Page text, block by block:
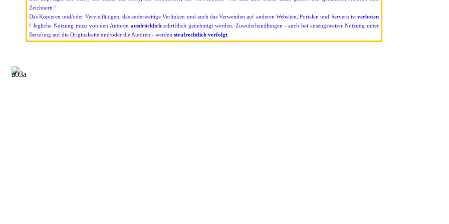
Zeichnern !
Das Kopieren und/oder Vervielfältigen, das anderweitige Verlinken und auch das Verwenden auf anderen Websiten, Portalen und Servern ist verboten
! Jegliche Nutzung muss von den Autorenausdrücklich schriftlich genehmigt werden. Zuwiderhandlungen - auch bei auszugsweiser Nutzung unter
Berufung auf die Originalseite und/oder die Autoren - werden strafrechtlich verfolgt